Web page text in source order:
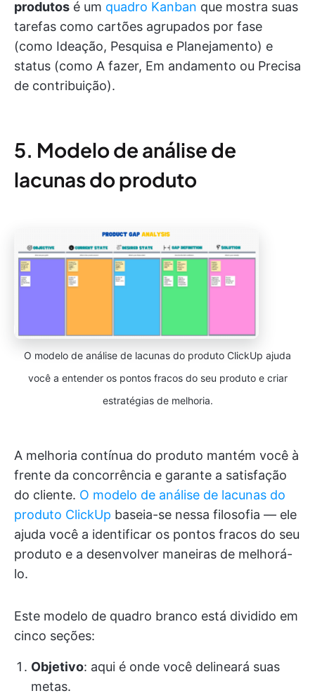
produtos é um quadro Kanban que mostra suas
tarefas como cartões agrupados por fase
(como Ideação, Pesquisa e Planejamento) e
status (como A fazer, Em andamento ou Precisa
de contribuição).
5. Modelo de análise de
lacunas do produto
O modelo de análise de lacunas do produto ClickUp ajuda
você a entender os pontos fracos do seu produto e criar
estratégias de melhoria.
A melhoria contínua do produto mantém você à
frente da concorrência e garante a satisfação
do cliente. O modelo de análise de lacunas do
produto ClickUp baseia-se nessa filosofia — ele
ajuda você a identificar os pontos fracos do seu
produto e a desenvolver maneiras de melhorá-
lo.
Este modelo de quadro branco está dividido em
cinco seções:
Objetivo: aqui é onde você delineará suas
metas.